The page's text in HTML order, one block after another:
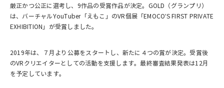
厳正かつ公正に選考し、9作品の受賞作品が決定。GOLD（グランプリ）
は、バーチャルYouTuber「えもこ」のVR個展「EMOCO'S FIRST PRIVATE
EXHIBITION」が受賞しました。
2019年は、７月より公募をスタートし、新たに４つの賞が決定。受賞後
のVRクリエイターとしての活動を支援します。最終審査結果発表は12月
を予定しています。